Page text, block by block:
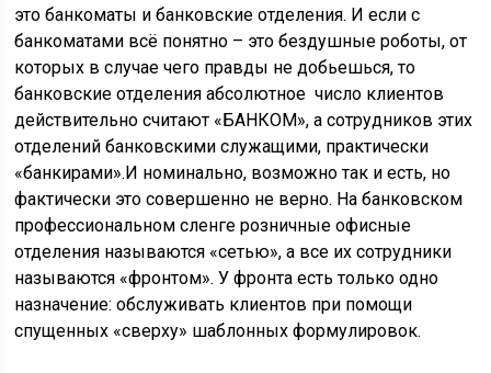
это банкоматы и банковские отделения. И если с
банкоматами всё понятно – это бездушные роботы, от
которых в случае чего правды не добьешься, то
банковские отделения абсолютное число клиентов
действительно считают «БАНКОМ», а сотрудников этих
отделений банковскими служащими, практически
«банкирами».И номинально, возможно так и есть, но
фактически это совершенно не верно. На банковском
профессиональном сленге розничные офисные
отделения называются «сетью», а все их сотрудники
называются «фронтом». У фронта есть только одно
назначение: обслуживать клиентов при помощи
спущенных «сверху» шаблонных формулировок.